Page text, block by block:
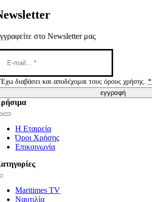
στο Newsletter μας
Έχω διαβάσει και αποδέχομαι τους όρους χρήσης.*
εγγραφή
Η Εταιρεία
Όροι Χρήσης
Επικοινωνία
Maritimes TV
Ναυτιλία